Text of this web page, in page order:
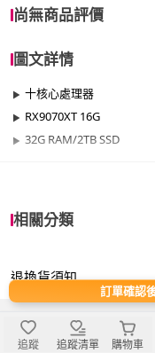
尚無商品評價
圖文詳情
十核心處理器
RX9070XT 16G
32G RAM/2TB SSD
效能
晶片 AMD
相關分類
退換貨須知
訂單確認
追蹤 追蹤清單 購物車